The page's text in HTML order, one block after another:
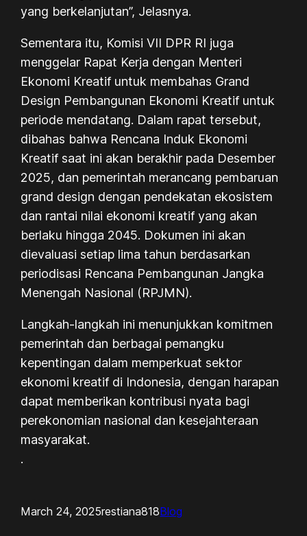
yang berkelanjutan”, Jelasnya.
Sementara itu, Komisi VII DPR RI juga
menggelar Rapat Kerja dengan Menteri
Ekonomi Kreatif untuk membahas Grand
Design Pembangunan Ekonomi Kreatif untuk
periode mendatang. Dalam rapat tersebut,
dibahas bahwa Rencana Induk Ekonomi
Kreatif saat ini akan berakhir pada Desember
2025, dan pemerintah merancang pembaruan
grand design dengan pendekatan ekosistem
dan rantai nilai ekonomi kreatif yang akan
berlaku hingga 2045. Dokumen ini akan
dievaluasi setiap lima tahun berdasarkan
periodisasi Rencana Pembangunan Jangka
Menengah Nasional (RPJMN).
Langkah-langkah ini menunjukkan komitmen
pemerintah dan berbagai pemangku
kepentingan dalam memperkuat sektor
ekonomi kreatif di Indonesia, dengan harapan
dapat memberikan kontribusi nyata bagi
perekonomian nasional dan kesejahteraan
masyarakat.
.
March 24, 2025restiana818Blog